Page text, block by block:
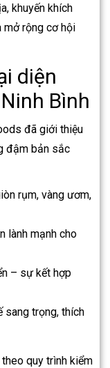
khuyến khích
mở rộng cơ hội
diện
Bình
đã giới thiệu
đậm bản sắc
rụm, vàng ươm,
lành mạnh cho
– sự kết hợp
sang trọng, thích
quy trình kiểm